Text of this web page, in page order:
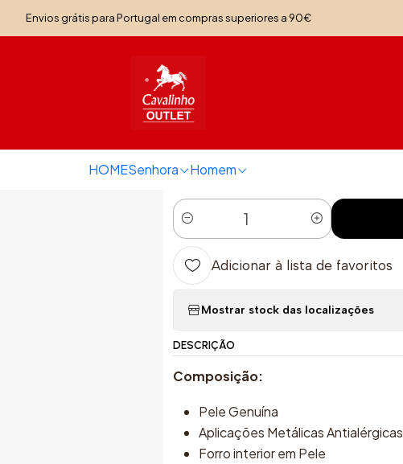
HOMESenhora Homem
Envios grátis para Portugal em compras superiores a 90€
Início Senhora Calçado Senhora Mocassin Preto
|
Mocassin Preto
35
Quantidade
Adicionar à lista de favoritos
Mostrar stock das localizações
DESCRIÇÃO
Composição:
Pele Genuína
Aplicações Metálicas Antialérgicas
Forro interior em Pele